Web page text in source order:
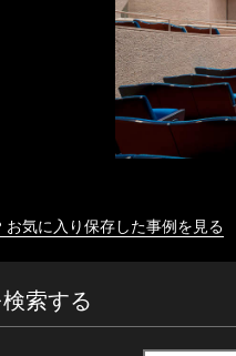
気に入り保存した事例を見る
索する